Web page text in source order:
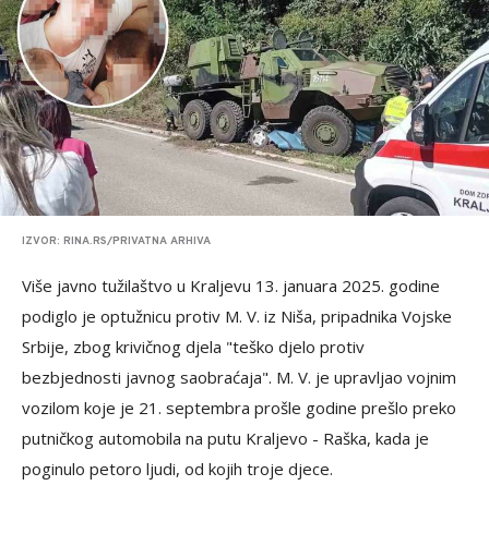
IZVOR: RINA.RS/PRIVATNA ARHIVA
Više javno tužilaštvo u Kraljevu 13. januara 2025. godine
podiglo je optužnicu protiv M. V. iz Niša, pripadnika Vojske
Srbije, zbog krivičnog djela "teško djelo protiv
bezbjednosti javnog saobraćaja". M. V. je upravljao vojnim
vozilom koje je 21. septembra prošle godine prešlo preko
putničkog automobila na putu Kraljevo - Raška, kada je
poginulo petoro ljudi, od kojih troje djece.